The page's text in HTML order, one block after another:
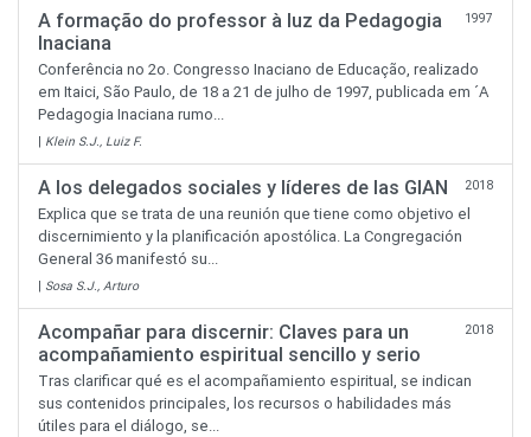
A formação do professor à luz da Pedagogia
Inaciana
1997
Conferência no 2o. Congresso Inaciano de Educação, realizado
em Itaici, São Paulo, de 18 a 21 de julho de 1997, publicada em ´A
Pedagogia Inaciana rumo...
| Klein S.J., Luiz F.
A los delegados sociales y líderes de las GIAN 2018
Explica que se trata de una reunión que tiene como objetivo el
discernimiento y la planificación apostólica. La Congregación
General 36 manifestó su...
| Sosa S.J., Arturo
Acompañar para discernir: Claves para un
acompañamiento espiritual sencillo y serio
2018
Tras clarificar qué es el acompañamiento espiritual, se indican
sus contenidos principales, los recursos o habilidades más
útiles para el diálogo, se...